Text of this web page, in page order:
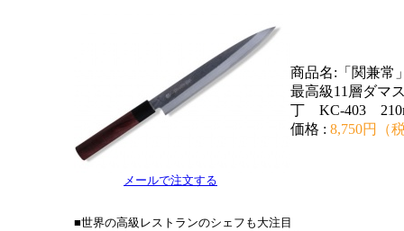
メールで注文する
商品名:「関兼
最高級11層ダマ
丁 KC-403
価格 : 8,750円（
■世界の高級レストランのシェフも大注目